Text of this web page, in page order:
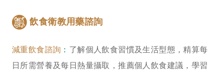
飲食衛教用藥諮詢
減重飲食諮詢 ： 了解個人飲食習慣及生活型態，精算每
日所需營養及每日熱量攝取，推薦個人飲食建議，學習